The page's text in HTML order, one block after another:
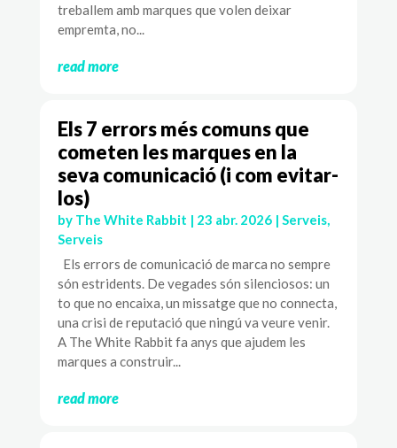
treballem amb marques que volen deixar
empremta, no...
read more
Els 7 errors més comuns que
cometen les marques en la
seva comunicació (i com evitar-
los)
by The White Rabbit | 23 abr. 2026| Serveis,
Serveis
Els errors de comunicació de marca no sempre
són estridents. De vegades són silenciosos: un
to que no encaixa, un missatge que no connecta,
una crisi de reputació que ningú va veure venir.
A The White Rabbit fa anys que ajudem les
marques a construir...
read more